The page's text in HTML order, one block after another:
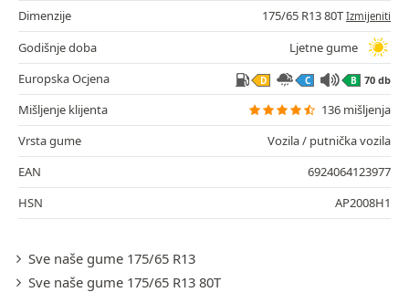
Dimenzije
175/65 R13 80T Izmijeniti
Godišnje doba
Ljetne gume
Europska Ocjena
D C B 70 db
Mišljenje klijenta
136 mišljenja
Vrsta gume
Vozila / putnička vozila
EAN
6924064123977
HSN
AP2008H1
Sve naše gume 175/65 R13
Sve naše gume 175/65 R13 80T